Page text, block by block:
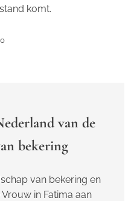
komt.
van de
bekering
van bekering en
in Fatima aan